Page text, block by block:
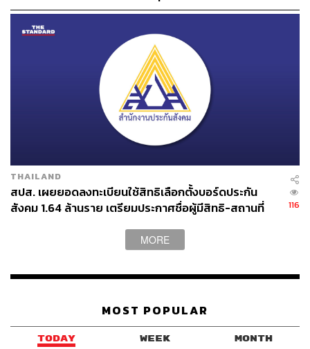
THAILAND
สปส. เผยยอดลงทะเบียนใช้สิทธิเลือกตั้งบอร์ดประกัน
สังคม 1.64 ล้านราย เตรียมประกาศชื่อผู้มีสิทธิ-สถานที่
116
MORE
MOST POPULAR
TODAY WEEK MONTH